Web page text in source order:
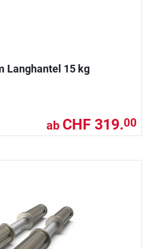
Langhantel 15 kg
ab CHF 319.00